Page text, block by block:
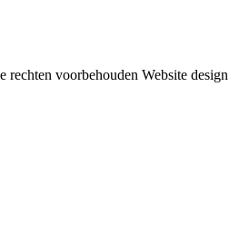
voorbehouden Website design